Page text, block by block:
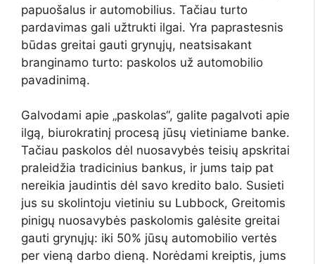
papuošalus ir automobilius. Tačiau turto
pardavimas gali užtrukti ilgai. Yra paprastesnis
būdas greitai gauti grynųjų, neatsisakant
branginamo turto: paskolos už automobilio
pavadinimą.
Galvodami apie „paskolas“, galite pagalvoti apie
ilgą, biurokratinį procesą jūsų vietiniame banke.
Tačiau paskolos dėl nuosavybės teisių apskritai
praleidžia tradicinius bankus, ir jums taip pat
nereikia jaudintis dėl savo kredito balo. Susieti
jus su skolintoju vietiniu su Lubbock, Greitomis
pinigų nuosavybės paskolomis galėsite greitai
gauti grynųjų: iki 50% jūsų automobilio vertės
per vieną darbo dieną. Norėdami kreiptis, jums